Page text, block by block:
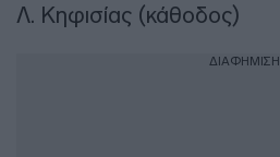
Λ. Κηφισίας (κάθοδος)
ΔΙΑΦΗΜΙΣΗ